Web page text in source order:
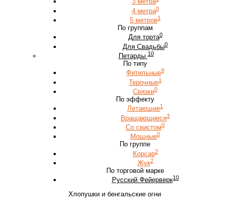
4 метра0
5 метров1
По группам
Для торта0
Для Свадьбы0
Петарды 10
По типу
Фитильные9
Терочные1
Связки0
По эффекту
Летающие1
Вращающиеся3
Со свистом0
Мощные0
По группе
Корсар2
Жук2
По торговой марке
Русский Фейерверк10
Хлопушки и бенгальские огни